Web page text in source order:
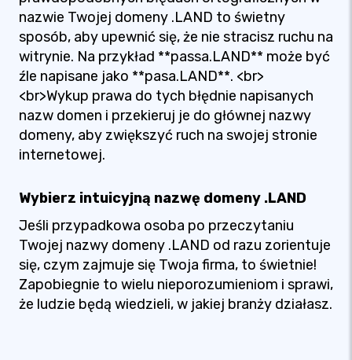
nazwie Twojej domeny .LAND to świetny
sposób, aby upewnić się, że nie stracisz ruchu na
witrynie. Na przykład **passa.LAND** może być
źle napisane jako **pasa.LAND**. <br>
<br>Wykup prawa do tych błędnie napisanych
nazw domen i przekieruj je do głównej nazwy
domeny, aby zwiększyć ruch na swojej stronie
internetowej.
Wybierz intuicyjną nazwę domeny .LAND
Jeśli przypadkowa osoba po przeczytaniu
Twojej nazwy domeny .LAND od razu zorientuje
się, czym zajmuje się Twoja firma, to świetnie!
Zapobiegnie to wielu nieporozumieniom i sprawi,
że ludzie będą wiedzieli, w jakiej branży działasz.